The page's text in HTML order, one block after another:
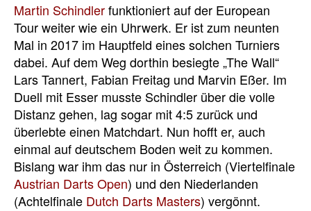
Martin Schindlerfunktioniert auf der European
Tour weiter wie ein Uhrwerk. Er ist zum neunten
Mal in 2017 im Hauptfeld eines solchen Turniers
dabei. Auf dem Weg dorthin besiegte „The Wall“
Lars Tannert, Fabian Freitag und Marvin Eßer. Im
Duell mit Esser musste Schindler über die volle
Distanz gehen, lag sogar mit 4:5 zurück und
überlebte einen Matchdart. Nun hofft er, auch
einmal auf deutschem Boden weit zu kommen.
Bislang war ihm das nur in Österreich (Viertelfinale
Austrian Darts Open) und den Niederlanden
(Achtelfinale Dutch Darts Masters) vergönnt.